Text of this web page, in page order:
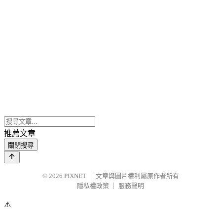
推薦文章
關閉搜尋
© 2026 PIXNET
文章與圖片權利屬原作者所有
隱私權政策
服務聲明
⚠️